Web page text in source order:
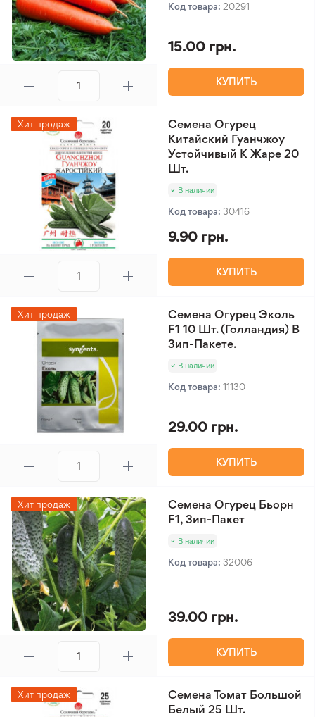
Код товара: 20291
15.00 грн.
КУПИТЬ
Хит продаж
Семена Огурец
Китайский Гуанчжоу
Устойчивый К Жаре 20
Шт.
В наличии
Код товара: 30416
9.90 грн.
КУПИТЬ
Хит продаж
Семена Огурец Эколь
F1 10 Шт. (Голландия) В
Зип-Пакете.
В наличии
Код товара: 11130
29.00 грн.
КУПИТЬ
Хит продаж
Семена Огурец Бьорн
F1, Зип-Пакет
В наличии
Код товара: 32006
39.00 грн.
КУПИТЬ
Хит продаж
Семена Томат Большой
Белый 25 Шт.